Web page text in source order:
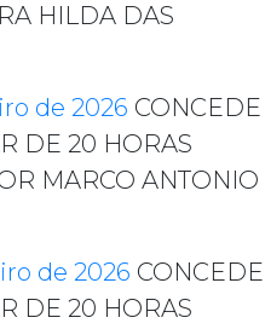
HILDA DAS
de 2026 CONCEDE
DE 20 HORAS
MARCO ANTONIO
de 2026 CONCEDE
DE 20 HORAS